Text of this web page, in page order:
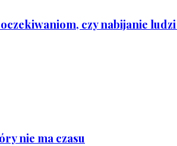
czy nabijanie
nie ma czasu